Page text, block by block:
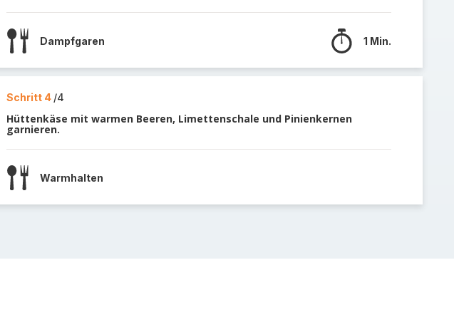
Dampfgaren 1 Min.
Schritt 4 /4
Hüttenkäse mit warmen Beeren, Limettenschale und Pinienkernen
garnieren.
Warmhalten